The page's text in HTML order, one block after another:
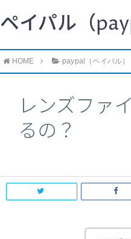
ペイパル（
HOME paypal（ペイパル）
レンズファ
るの？